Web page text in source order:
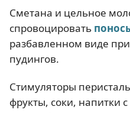
Сметана и цельное
спровоцировать
разбавленном виде
пудингов.
Стимуляторы
фрукты, соки, напитки